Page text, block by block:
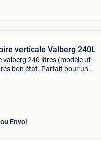
verticale Valberg 240L
valberg 240 litres (modèle uf
bon état. Parfait pour un
Envoi